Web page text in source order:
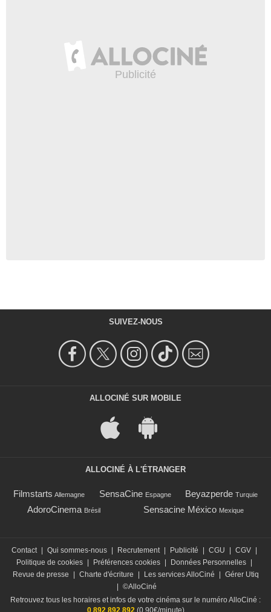
SUIVEZ-NOUS
ALLOCINÉ SUR MOBILE
ALLOCINÉ À L'ÉTRANGER
Filmstarts Allemagne SensaCine Espagne Beyazperde Turquie
AdoroCinema Brésil Sensacine México Mexique
Contact Qui sommes-nous Recrutement Publicité CGU CGV
Politique de cookies
Préférences cookies Données Personnelles
Revue de presse
Charte d'écriture Les services AlloCiné
Gérer Utiq
©AlloCiné
Retrouvez tous les horaires et infos de votre cinéma sur le numéro AlloCiné :